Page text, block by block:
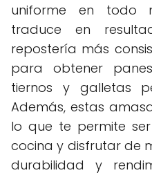
uniforme en todo
traduce en
repostería más
para obtener
tiernos y galletas
Además, estas
lo que te permite
cocina y disfrutar de
durabilidad y